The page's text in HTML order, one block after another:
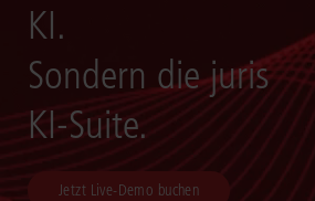
KI.
Sondern die juris
KI-Suite.
Jetzt Live-Demo buchen